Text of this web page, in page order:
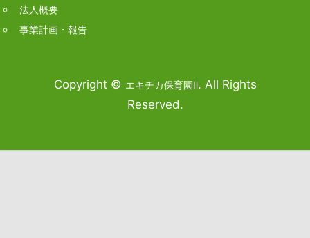
法人概要
事業計画・報告
Copyright © エキチカ保育園Ⅱ. All Rights
Reserved.